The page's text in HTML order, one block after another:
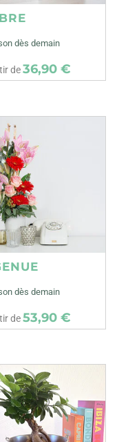
dès demain
de36,90 €
dès demain
de53,90 €